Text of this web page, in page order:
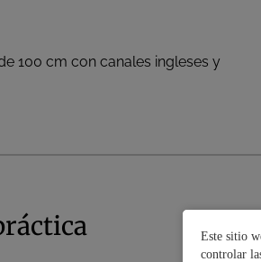
100 cm con canales ingleses y
Este sitio
controlar